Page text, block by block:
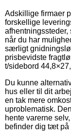
Adskillige firmaer
forskellige
afhentningssteder,
når du har
særligt
prisbevidste
t/sidebord
Du kunne
hus eller til dit
en tak mere
uproblematisk.
hente varerne
befinder dig tæt